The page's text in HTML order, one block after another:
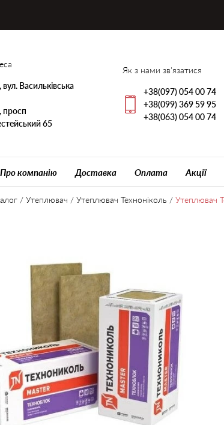
вул. Васильківська
просп
65
Як з нами зв'язатися
+38(097) 054 00 74
+38(099) 369 59 95
+38(063) 054 00 74
Про компанію Доставка Оплата Акції
/ Утеплювач / Утеплювач Техноніколь / Утеплювач